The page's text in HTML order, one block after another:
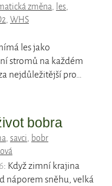
změna, les,
, WHS
les jako
stromů na každém
nejdůležitější pro…
bobra
, savci, bobr
: Když zimní krajina
náporem sněhu, velká